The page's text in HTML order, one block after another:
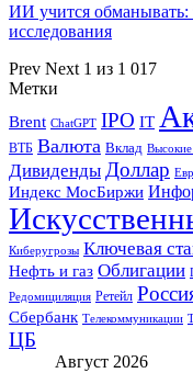
ИИ учится
исследования
Prev Next 1 из 1 017
Метки
Brent ChatGPT IPO IT
ВТБ Валюта Вклад
Дивиденды Доллар
Индекс МосБиржи
Киберугрозы Ключевая
Нефть и газ Облигации
Редомициляция Ретейл
Сбербанк Телекоммуникации
ЦБ
Август 2026